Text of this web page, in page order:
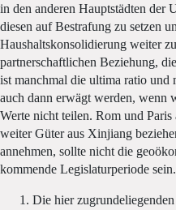
in den anderen Hauptstädten der
diesen auf Bestrafung zu setzen
Haushaltskonsolidierung weiter
partnerschaftlichen Beziehung,
ist manchmal die ultima ratio und
auch dann erwägt werden, wenn
Werte nicht teilen. Rom und
weiter Güter aus Xinjiang
annehmen, sollte nicht die
kommende Legislaturperiode sein.
Die hier